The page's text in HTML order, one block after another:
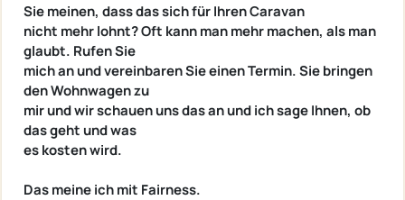
Sie meinen, dass das sich für Ihren Caravan
nicht mehr lohnt? Oft kann man mehr machen, als man
glaubt. Rufen Sie
mich an und vereinbaren Sie einen Termin. Sie bringen
den Wohnwagen zu
mir und wir schauen uns das an und ich sage Ihnen, ob
das geht und was
es kosten wird.
Das meine ich mit Fairness.